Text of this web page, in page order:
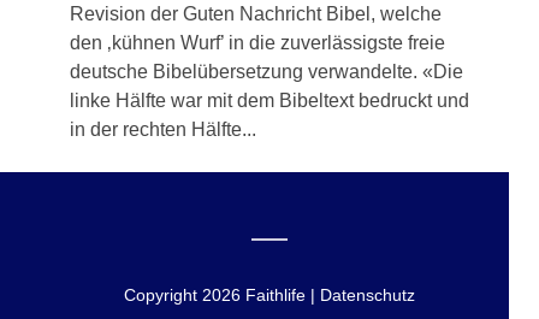
Revision der Guten Nachricht Bibel, welche
den ‚kühnen Wurf’ in die zuverlässigste freie
deutsche Bibelübersetzung verwandelte. «Die
lin­ke Hälf­te war mit dem Bibel­text bedruckt und
in der rech­ten Hälf­te...
Copyright 2026 Faithlife | Datenschutz